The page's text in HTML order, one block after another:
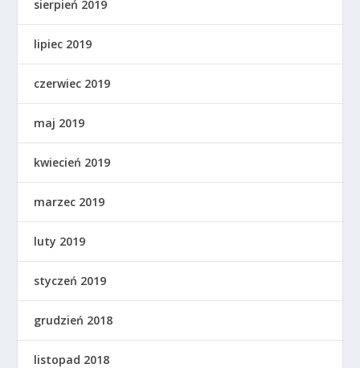
sierpień 2019
lipiec 2019
czerwiec 2019
maj 2019
kwiecień 2019
marzec 2019
luty 2019
styczeń 2019
grudzień 2018
listopad 2018